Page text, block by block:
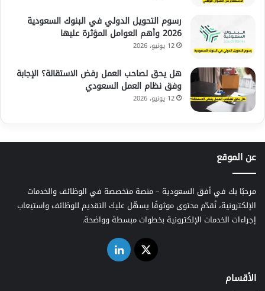
رسوم التحويل الدولي في البنوك السعودية
2026 وأهم العوامل المؤثرة عليها
12 يونيو، 2026
هل يحق لصاحب العمل رفض الاستقالة؟ الإجابة
وفق نظام العمل السعودي
12 يونيو، 2026
عن الموقع
مرحبًا بك في أفق السعودية – منصة متخصصة في الوظائف والخدمات
الإلكترونية، نُقدّم محتوى موثوقًا يسهّل عليك التقديم للوظائف واستيعاب
إجراءات الخدمات الإلكترونية بخطوات مبسطة وواضحة.
‫X لينكدإن
الأقسام